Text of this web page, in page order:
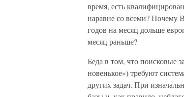
время, есть
наравне со всеми? Почему
годов на месяц дольше
месяц раньше?
Беда в том, что поисковые
новенькое») требуют
других задач. При